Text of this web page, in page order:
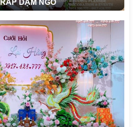
DẠM NGÕ